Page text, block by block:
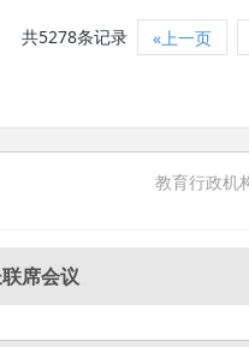
共5278条记录 «上一页
教育行政机
席会议